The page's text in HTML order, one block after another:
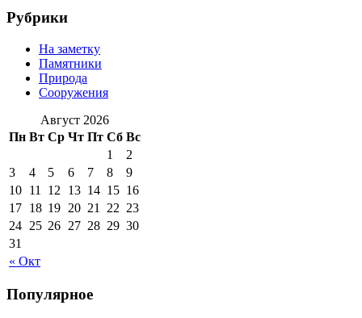
Рубрики
На заметку
Памятники
Природа
Сооружения
Август 2026
Пн Вт Ср Чт Пт Сб Вс
« Окт
1
2
3
4 5 6 7 8
9
10 11 12 13 14 15 16
17 18 19 20 21 22 23
24 25 26 27 28 29 30
31
Популярное